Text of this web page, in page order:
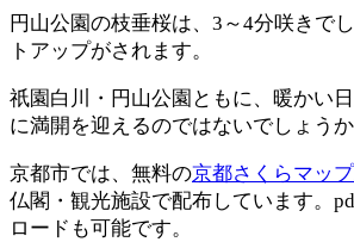
円山公園の枝垂桜は、3～4分咲きで
トアップがされます。
祇園白川・円山公園ともに、暖かい
に満開を迎えるのではないでしょうか
京都市では、無料の京都さくらマッ
仏閣・観光施設で配布しています。
ロードも可能です。